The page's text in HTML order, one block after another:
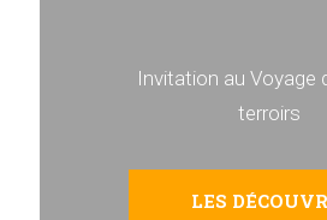
Invitation au Voyage
terroirs
LES